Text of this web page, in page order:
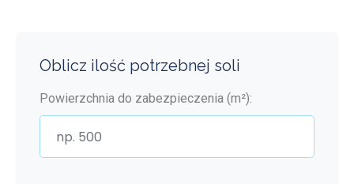
Oblicz ilość potrzebnej soli
Powierzchnia do zabezpieczenia (m²):